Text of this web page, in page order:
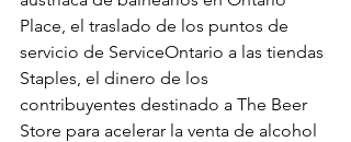
Place, el traslado de los puntos de
servicio de ServiceOntario a las tiendas
Staples, el dinero de los
contribuyentes destinado a The Beer
Store para acelerar la venta de alcohol